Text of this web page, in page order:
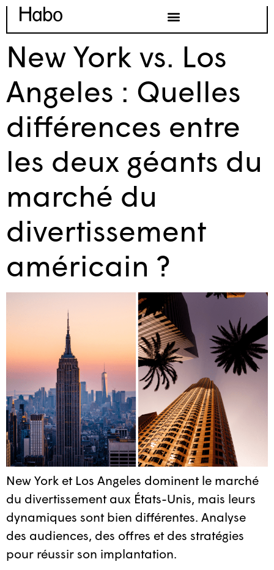
New York vs. Los
Angeles : Quelles
différences entre
les deux géants du
marché du
divertissement
américain ?
New York et Los Angeles dominent le marché
du divertissement aux États-Unis, mais leurs
dynamiques sont bien différentes. Analyse
des audiences, des offres et des stratégies
pour réussir son implantation.